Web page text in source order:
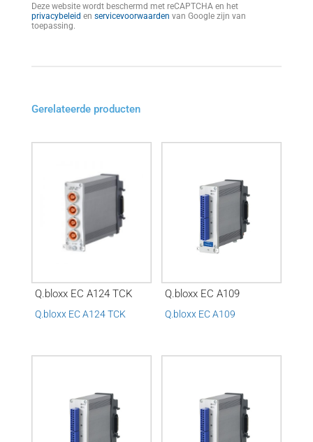
Deze website wordt beschermd met reCAPTCHA en het
privacybeleid en servicevoorwaarden van Google zijn van
toepassing.
Gerelateerde producten
Q.bloxx EC A124 TCK
Q.bloxx EC A124 TCK
Q.bloxx EC A109
Q.bloxx EC A109